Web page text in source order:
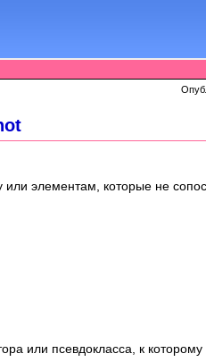
элементам, которые не
или псевдокласcа, к